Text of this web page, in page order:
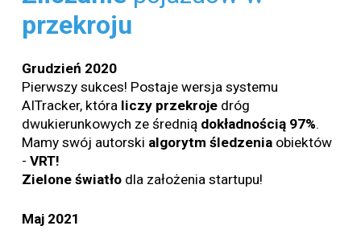
przekroju
Grudzień 2020
Pierwszy sukces! Postaje wersja systemu
AITracker, która liczy przekroje dróg
dwukierunkowych ze średnią dokładnością 97%.
Mamy swój autorski algorytm śledzenia obiektów
-VRT!
Zielone światło dla założenia startupu!
Maj 2021